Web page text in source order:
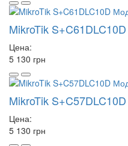
MikroTik
Цена:
5 130 грн
MikroTik
Цена:
5 130 грн